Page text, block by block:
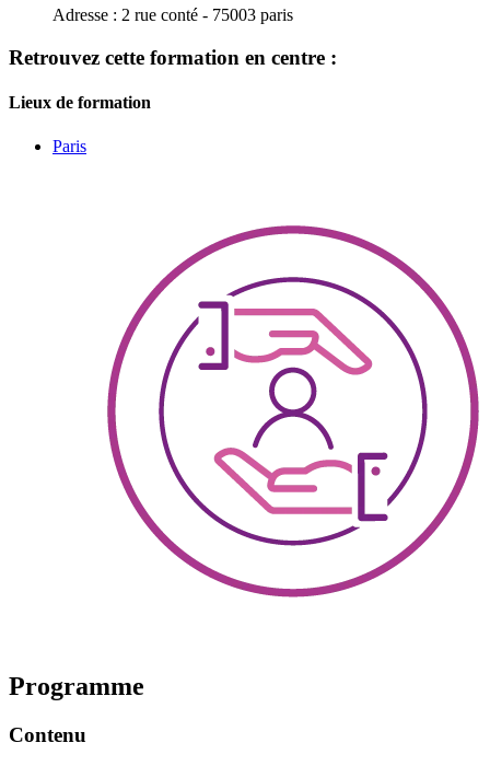
Adresse : 2 rue conté - 75003 paris
Retrouvez cette formation en centre :
Lieux de formation
Paris
Programme
Contenu